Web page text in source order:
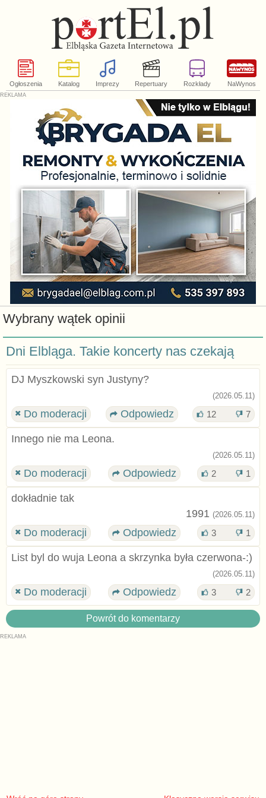
Ogłoszenia Katalog Imprezy Repertuary Rozkłady NaWynos
Wybrany wątek opinii
Dni Elbląga. Takie koncerty nas czekają
DJ Myszkowski syn Justyny?
(2026.05.11)
Do moderacji Odpowiedz 12 7
Innego nie ma Leona.
(2026.05.11)
Do moderacji Odpowiedz 2 1
dokładnie tak
1991 (2026.05.11)
Do moderacji Odpowiedz 3 1
List byl do wuja Leona a skrzynka była czerwona-:)
(2026.05.11)
Do moderacji Odpowiedz 3 2
Powrót do komentarzy